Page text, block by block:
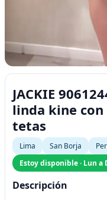
JACKIE
linda kine
tetas
Lima San Borja
Estoy disponible · Lun a
Descripción